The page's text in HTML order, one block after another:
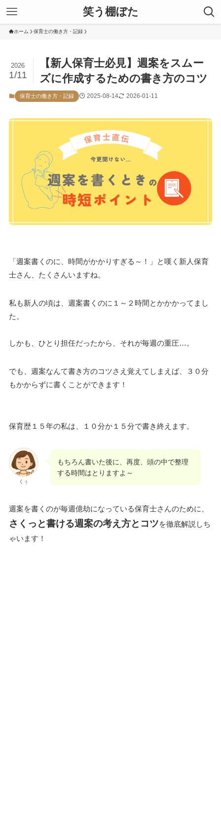
笑う棚ぼた
ホーム 保育士の働き方・記録
【新人保育士必見】週案をスムー
ズに作成するための書き方のコツ
2026
1/11
保育士の働き方・記録 2025-08-14 2026-01-11
「週案書くのに、時間がかかりすぎる～！」と嘆く新人保育
士さん、たくさんいますね。
私も新人の頃は、週案書くのに１～２時間とかかかってまし
た。
しかも、ひとり担任だったから、それが毎週の重圧…。
でも、週案なんて書き方のコツさえ覚えてしまえば、３０分
もかからずに書くことができます！
保育歴１５年の私は、１０分か１５分で書き終えます。
くぅ
もちろん書いた後に、再度、頭の中で整理
する時間はとりますよ～
週案を書くのが毎週億劫になっている保育士さんのために、
さくっと書ける週案の考え方とコツを徹底解説しち
ゃいます！